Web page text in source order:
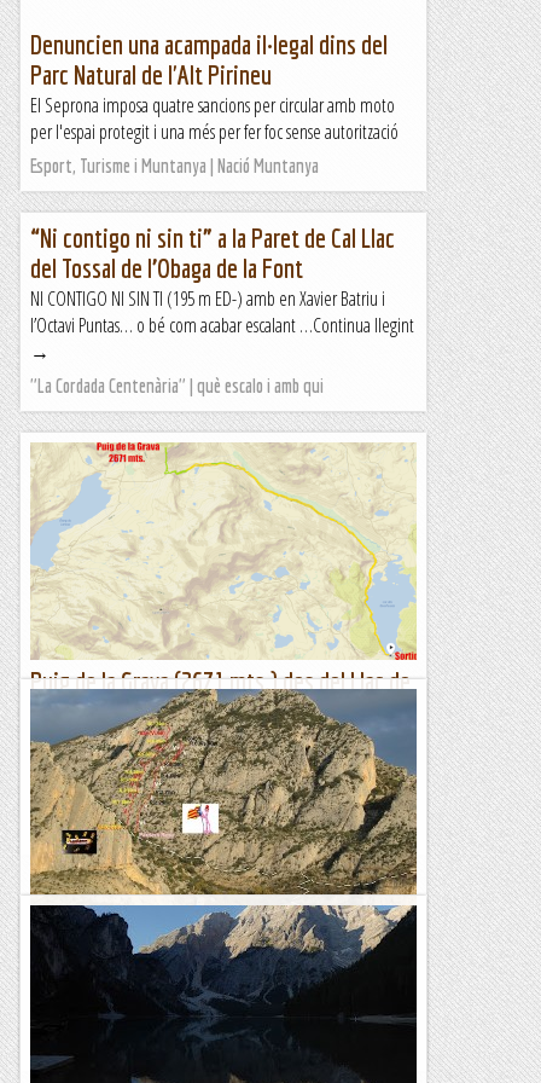
Denuncien una acampada il·legal dins del
Parc Natural de l'Alt Pirineu
El Seprona imposa quatre sancions per circular amb moto
per l'espai protegit i una més per fer foc sense autorització
Esport, Turisme i Muntanya | Nació Muntanya
“Ni contigo ni sin ti” a la Paret de Cal Llac
del Tossal de l’Obaga de la Font
NI CONTIGO NI SIN TI (195 m ED-) amb en Xavier Batriu i
l’Octavi Puntas… o bé com acabar escalant …Continua llegint
→
"La Cordada Centenària" | què escalo i amb qui
Puig de la Grava (2671 mts.) des del Llac de
les Bouillouses.
Itinerari marcat amb el rellotge Suunto Traverse.Mapa IGN
1:25.000Després de quasi un mes de vacances per terres
Israelites, Palestines i Jordanes tornem al nostre Pirineu....
Sortides a Muntanya
El llaç groc i la pantera rosa
Aquí teniu les ressenyes de les dues vies La pantera rosa. i el
Llaç grocAquest dissabte vam anar a l'Abella de la Conca a
escalar aquestes dues vies.Mentre en Jordi...